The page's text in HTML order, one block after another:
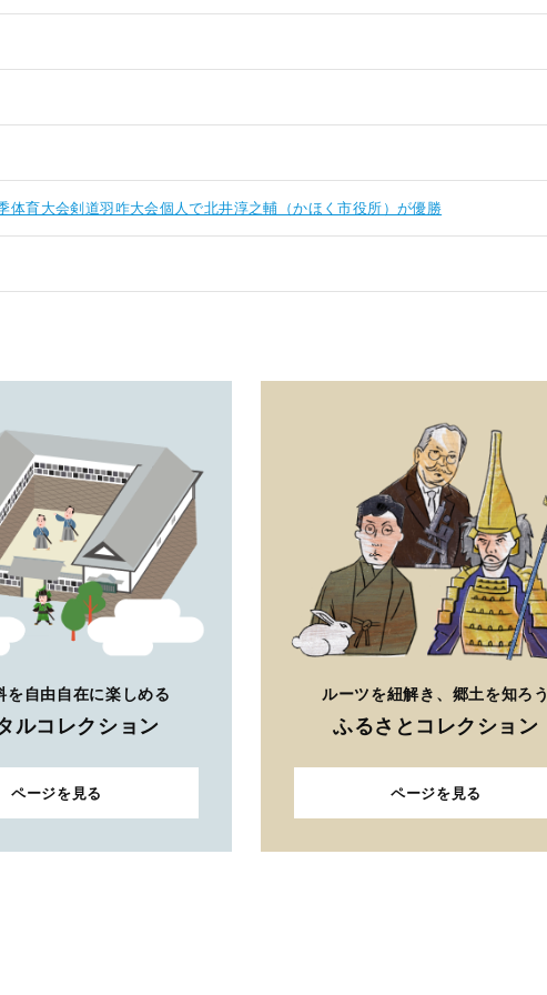
体育大会剣道羽咋大会個人で北井淳之輔（かほく市役所）が優勝
を自由自在に楽しめる
ルコレクション
ページを見る
ルーツを紐解き、郷土を知ろう
ふるさとコレクション
ページを見る